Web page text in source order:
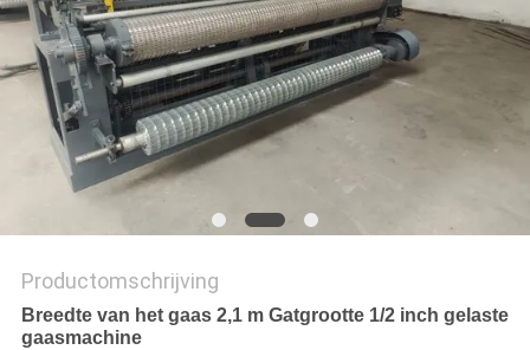
Productomschrijving
Breedte van het gaas 2,1 m Gatgrootte 1/2 inch gelaste
gaasmachine